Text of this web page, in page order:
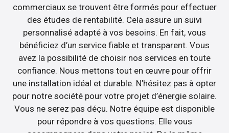
commerciaux se trouvent être formés pour effectuer
des études de rentabilité. Cela assure un suivi
personnalisé adapté à vos besoins. En fait, vous
bénéficiez d’un service fiable et transparent. Vous
avez la possibilité de choisir nos services en toute
confiance. Nous mettons tout en œuvre pour offrir
une installation idéal et durable. N’hésitez pas à opter
pour notre société pour votre projet d’énergie solaire.
Vous ne serez pas déçu. Notre équipe est disponible
pour répondre à vos questions. Elle vous